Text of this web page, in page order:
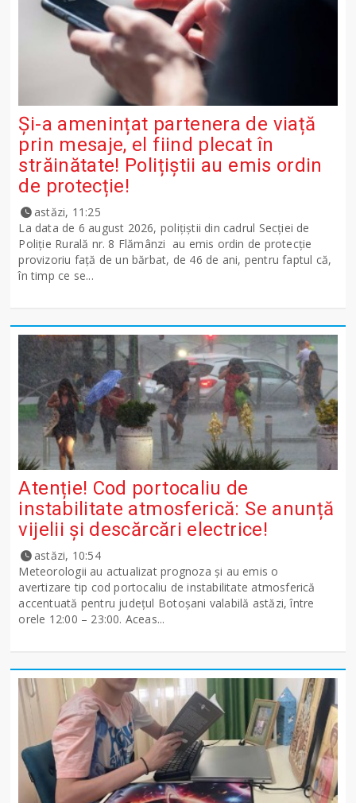
Și-a amenințat partenera de viață
prin mesaje, el fiind plecat în
străinătate! Polițiștii au emis ordin
de protecție!
astăzi, 11:25
La data de 6 august 2026, polițiștii din cadrul Secției de
Poliție Rurală nr. 8 Flămânzi au emis ordin de protecție
provizoriu față de un bărbat, de 46 de ani, pentru faptul că,
în timp ce se...
Atenție! Cod portocaliu de
instabilitate atmosferică: Se anunță
vijelii și descărcări electrice!
astăzi, 10:54
Meteorologii au actualizat prognoza și au emis o
avertizare tip cod portocaliu de instabilitate atmosferică
accentuată pentru județul Botoșani valabilă astăzi, între
orele 12:00 – 23:00. Aceas...